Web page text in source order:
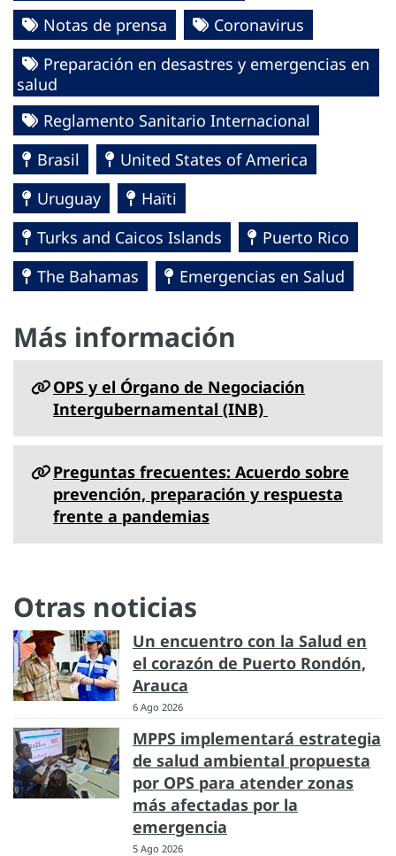
Notas de prensa
Coronavirus
Preparación en desastres y emergencias en
salud
Reglamento Sanitario Internacional
Brasil
United States of America
Uruguay
Haïti
Turks and Caicos Islands
Puerto Rico
The Bahamas
Emergencias en Salud
Más información
OPS y el Órgano de Negociación
Intergubernamental (INB)
Preguntas frecuentes: Acuerdo sobre
prevención, preparación y respuesta
frente a pandemias
Otras noticias
Un encuentro con la Salud en
el corazón de Puerto Rondón,
Arauca
6 Ago 2026
MPPS implementará estrategia
de salud ambiental propuesta
por OPS para atender zonas
más afectadas por la
emergencia
5 Ago 2026